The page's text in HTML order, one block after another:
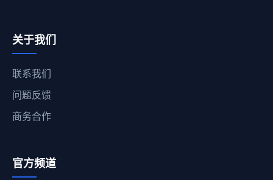
关于我们
联系我们
问题反馈
商务合作
官方频道